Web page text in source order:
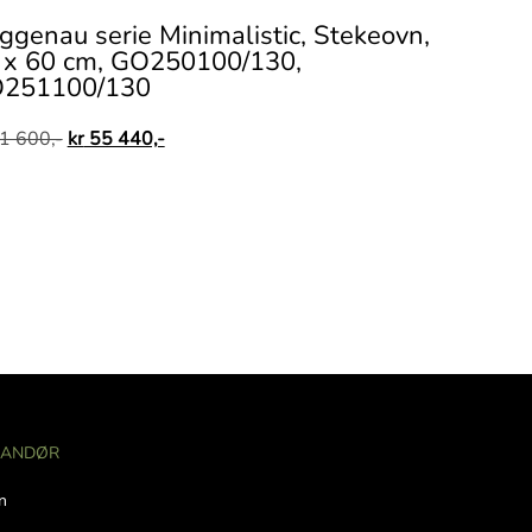
serie Minimalistic, Stekeovn,
60 cm, GO250100/130,
130
600,- kr55 440,-